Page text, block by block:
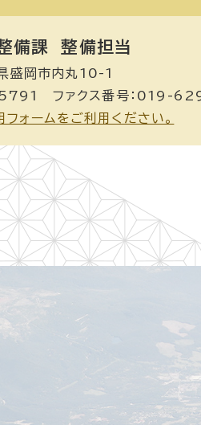
備課 整備担当
岡市内丸10-1
ファクス番号：019-
ォームをご利用ください。